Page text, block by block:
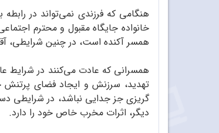
هنگامی که فرزندی نمی‌تواند در
خانواده جایگاه مقبول و محترم
همسر آکنده است، در چنین شرایطی،
همسرانی که عادت می‌کنند در شرایط
تهدید، سرزنش و ایجاد فضای پرتنش
گریزی جز جدایی نباشد، در شرایطی
دیگر، اثرات مخرب خاص خود را دارد.